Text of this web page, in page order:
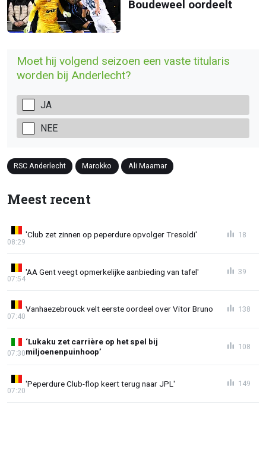
Boudeweel oordeelt
Moet hij volgend seizoen een vaste titularis
worden bij Anderlecht?
JA
NEE
RSC Anderlecht Marokko Ali Maamar
Meest recent
'Club zet zinnen op peperdure opvolger Tresoldi'
08:29
18
'AA Gent veegt opmerkelijke aanbieding van tafel'
07:54
39
Vanhaezebrouck velt eerste oordeel over Vitor Bruno
07:40
138
‘Lukaku zet carrière op het spel bij
miljoenenpuinhoop’
07:30
108
'Peperdure Club-flop keert terug naar JPL'
07:20
149